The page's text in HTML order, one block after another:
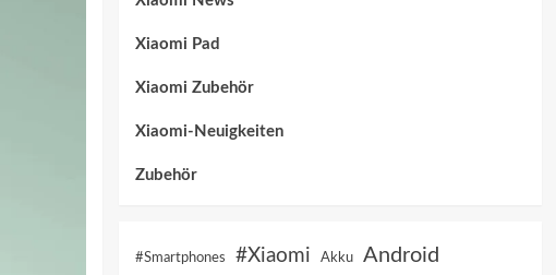
Xiaomi Pad
Xiaomi Zubehör
Xiaomi-Neuigkeiten
Zubehör
#Smartphones #Xiaomi Akku Android